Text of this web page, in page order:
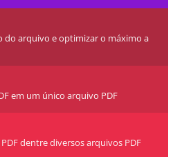
do arquivo e optimizar o máximo a
em um único arquivo PDF
dentre diversos arquivos PDF